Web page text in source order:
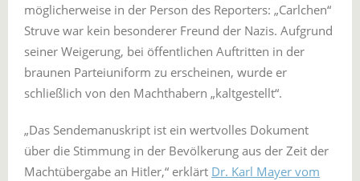
möglicherweise in der Person des Reporters: „Carlchen“
Struve war kein besonderer Freund der Nazis. Aufgrund
seiner Weigerung, bei öffentlichen Auftritten in der
braunen Parteiuniform zu erscheinen, wurde er
schließlich von den Machthabern „kaltgestellt“.
„Das Sendemanuskript ist ein wertvolles Dokument
über die Stimmung in der Bevölkerung aus der Zeit der
Machtübergabe an Hitler,“ erklärt Dr. Karl Mayer vom